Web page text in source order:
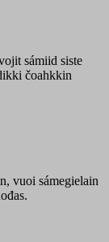
sámiid siste
čoahkkin
vuoi sámegielain